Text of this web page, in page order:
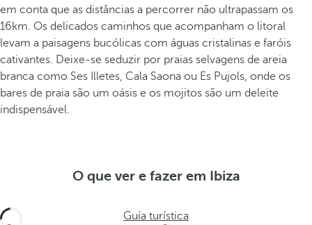
em conta que as distâncias a percorrer não ultrapassam os
16km. Os delicados caminhos que acompanham o litoral
levam a paisagens bucólicas com águas cristalinas e faróis
cativantes. Deixe-se seduzir por praias selvagens de areia
branca como Ses Illetes, Cala Saona ou Es Pujols, onde os
bares de praia são um oásis e os mojitos são um deleite
indispensável.
O que ver e fazer em Ibiza
Guía turística